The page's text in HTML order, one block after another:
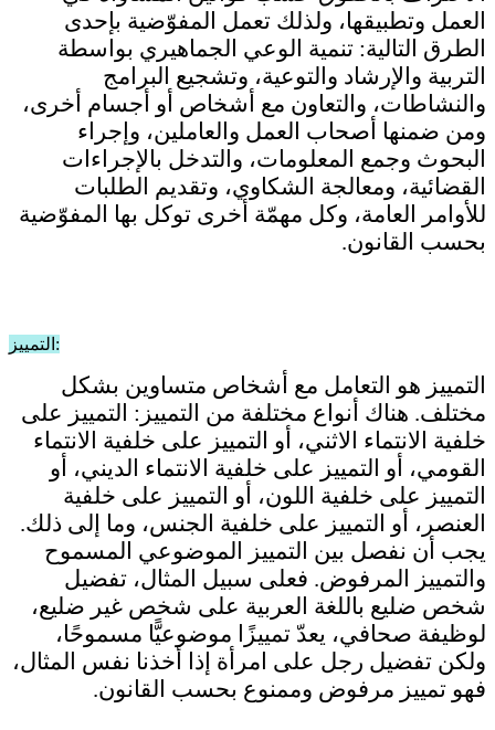
العمل وتطبيقها، ولذلك تعمل المفوّضية بإحدى
الطرق التالية: تنمية الوعي الجماهيري بواسطة
التربية والإرشاد والتوعية، وتشجيع البرامج
والنشاطات، والتعاون مع أشخاص أو أجسام أخرى،
ومن ضمنها أصحاب العمل والعاملين، وإجراء
البحوث وجمع المعلومات، والتدخل بالإجراءات
القضائية، ومعالجة الشكاوي، وتقديم الطلبات
للأوامر العامة، وكل مهمّة أخرى توكل بها المفوّضية
بحسب القانون.
التمييز:
التمييز هو التعامل مع أشخاص متساوين بشكل
مختلف. هناك أنواع مختلفة من التمييز: التمييز على
خلفية الانتماء الاثني، أو التمييز على خلفية الانتماء
القومي، أو التمييز على خلفية الانتماء الديني، أو
التمييز على خلفية اللون، أو التمييز على خلفية
العنصر، أو التمييز على خلفية الجنس، وما إلى ذلك.
يجب أن نفصل بين التمييز الموضوعي المسموح
والتمييز المرفوض. فعلى سبيل المثال، تفضيل
شخص ضليع باللغة العربية على شخص غير ضليع،
لوظيفة صحافي، يعدّ تمييزًا موضوعيًّا مسموحًا،
ولكن تفضيل رجل على امرأة إذا أخذنا نفس المثال،
فهو تمييز مرفوض وممنوع بحسب القانون.